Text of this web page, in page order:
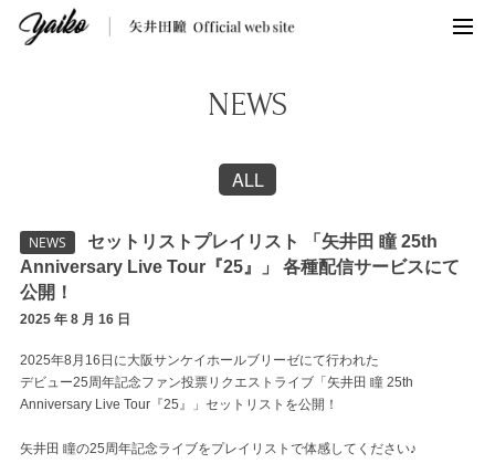
NEWS
ALL
NEWS
セットリストプレイリスト 「矢井田 瞳 25th
Anniversary Live Tour『25』」 各種配信サービスにて
公開！
2025 年 8 月 16 日
2025年8月16日に大阪サンケイホールブリーゼにて行われた
デビュー25周年記念ファン投票リクエストライブ「矢井田 瞳 25th
Anniversary Live Tour『25』」セットリストを公開！
矢井田 瞳の25周年記念ライブをプレイリストで体感してください♪